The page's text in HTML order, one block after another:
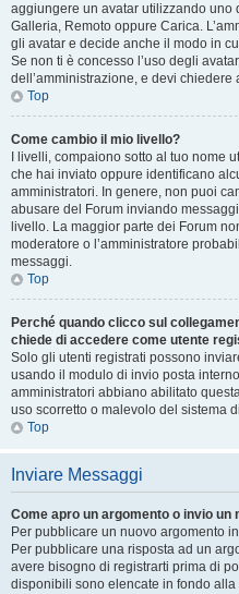
aggiungere un avatar utilizzando uno
Galleria, Remoto oppure Carica.
gli avatar e decide anche il modo in
Se non ti è concesso l’uso degli
dell’amministrazione, e devi chiedere
Top
Come cambio il mio livello?
I livelli, compaiono sotto al tuo nome
che hai inviato oppure identificano
amministratori. In genere, non puoi
abusare del Forum inviando
livello. La maggior parte dei Forum
moderatore o l’amministratore
messaggi.
Top
Perché quando clicco sul
chiede di accedere come utente
Solo gli utenti registrati possono
usando il modulo di invio posta
amministratori abbiano abilitato
uso scorretto o malevolo del sistema
Top
Inviare Messaggi
Come apro un argomento o invio un
Per pubblicare un nuovo argomento
Per pubblicare una risposta ad un
avere bisogno di registrarti prima di
disponibili sono elencate in fondo